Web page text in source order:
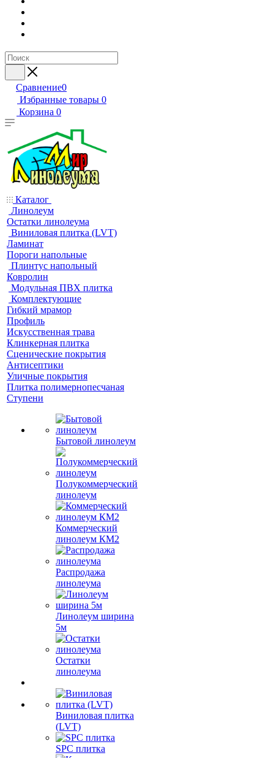
Сравнение0
Избранные товары 0
Корзина 0
Каталог
Линолеум
Остатки линолеума
Виниловая плитка (LVT)
Ламинат
Пороги напольные
Плинтус напольный
Ковролин
Модульная ПВХ плитка
Комплектующие
Гибкий мрамор
Профиль
Искусственная трава
Клинкерная плитка
Сценические покрытия
Антисептики
Уличные покрытия
Плитка полимернопесчаная
Ступени
Бытовой линолеум
Полукоммерческий
линолеум
Коммерческий
линолеум КМ2
Распродажа
линолеума
Линолеум ширина
5м
Остатки
линолеума
Виниловая плитка
(LVT)
SPC плитка